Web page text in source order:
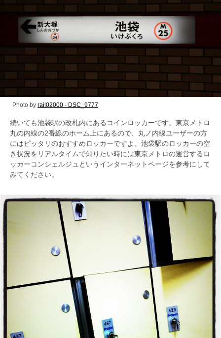
Photo by rail02000 - DSC_9777
続いても池袋駅の改札内にあるコインロッカーです。東京メトロ
丸の内線の2番線のホーム上にあるので、丸ノ内線ユーザーの方
にはピッタリのおすすめロッカーですよ。池袋駅のロッカーの空
き状況をリアルタイムで知りたい時には東京メトロの運営するロ
ッカーコンシェルジュというインターネットページを参考にして
みてください。